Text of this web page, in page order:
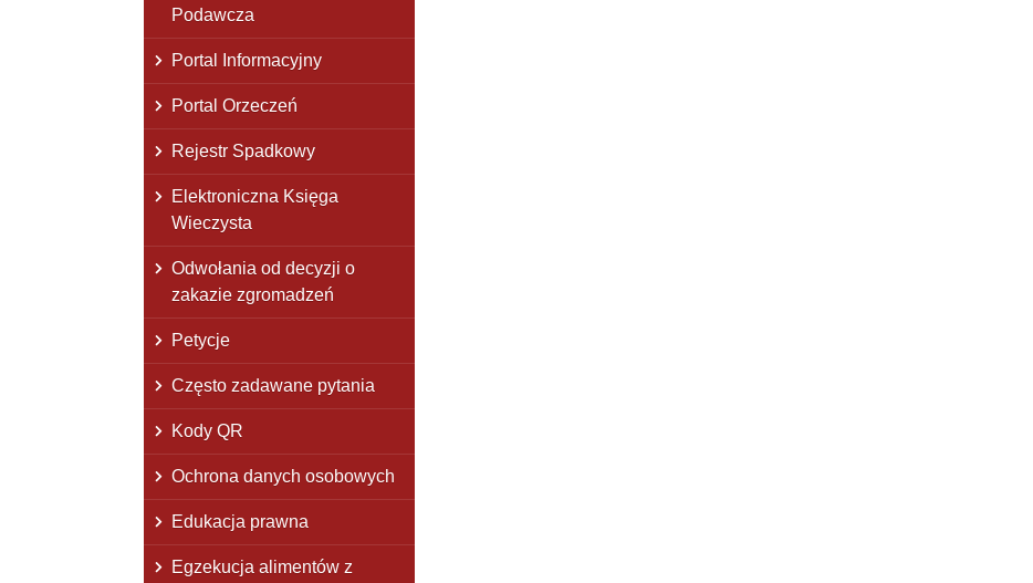
Podawcza
Portal Informacyjny
Portal Orzeczeń
Rejestr Spadkowy
Elektroniczna Księga
Wieczysta
Odwołania od decyzji o
zakazie zgromadzeń
Petycje
Często zadawane pytania
Kody QR
Ochrona danych osobowych
Edukacja prawna
Egzekucja alimentów z